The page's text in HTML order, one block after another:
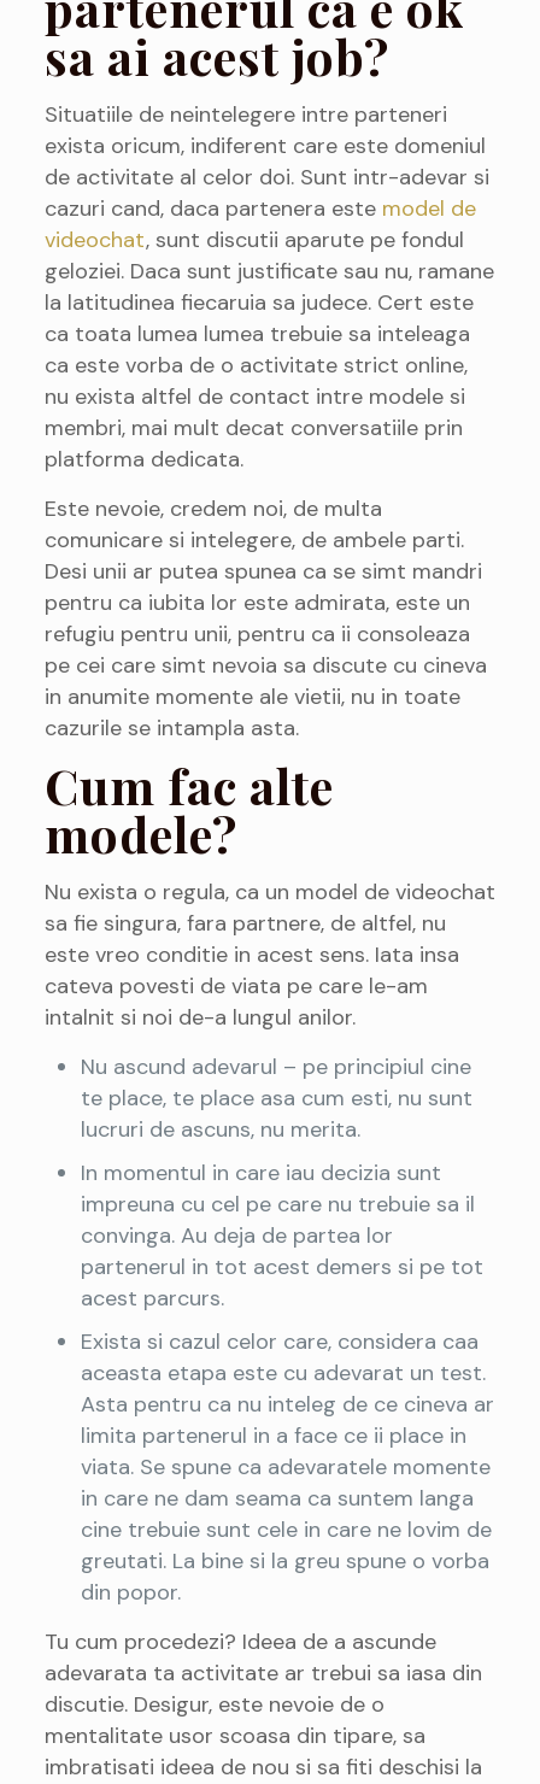
sa ai acest job?
Situatiile de neintelegere intre parteneri
exista oricum, indiferent care este domeniul
de activitate al celor doi. Sunt intr-adevar si
cazuri cand, daca partenera este model de
videochat, sunt discutii aparute pe fondul
geloziei. Daca sunt justificate sau nu, ramane
la latitudinea fiecaruia sa judece. Cert este
ca toata lumea lumea trebuie sa inteleaga
ca este vorba de o activitate strict online,
nu exista altfel de contact intre modele si
membri, mai mult decat conversatiile prin
platforma dedicata.
Este nevoie, credem noi, de multa
comunicare si intelegere, de ambele parti.
Desi unii ar putea spunea ca se simt mandri
pentru ca iubita lor este admirata, este un
refugiu pentru unii, pentru ca ii consoleaza
pe cei care simt nevoia sa discute cu cineva
in anumite momente ale vietii, nu in toate
cazurile se intampla asta.
Cum fac alte
modele?
Nu exista o regula, ca un model de videochat
sa fie singura, fara partnere, de altfel, nu
este vreo conditie in acest sens. Iata insa
cateva povesti de viata pe care le-am
intalnit si noi de-a lungul anilor.
Nu ascund adevarul – pe principiul cine
te place, te place asa cum esti, nu sunt
lucruri de ascuns, nu merita.
In momentul in care iau decizia sunt
impreuna cu cel pe care nu trebuie sa il
convinga. Au deja de partea lor
partenerul in tot acest demers si pe tot
acest parcurs.
Exista si cazul celor care, considera caa
aceasta etapa este cu adevarat un test.
Asta pentru ca nu inteleg de ce cineva ar
limita partenerul in a face ce ii place in
viata. Se spune ca adevaratele momente
in care ne dam seama ca suntem langa
cine trebuie sunt cele in care ne lovim de
greutati. La bine si la greu spune o vorba
din popor.
Tu cum procedezi? Ideea de a ascunde
adevarata ta activitate ar trebui sa iasa din
discutie. Desigur, este nevoie de o
mentalitate usor scoasa din tipare, sa
imbratisati ideea de nou si sa fiti deschisi la